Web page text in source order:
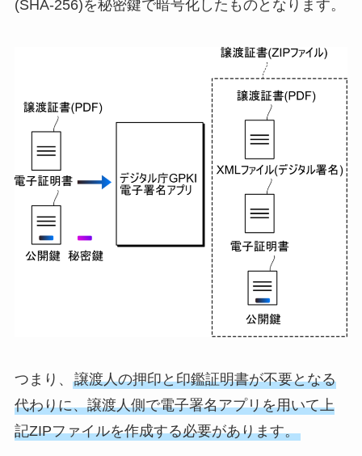
(SHA-256)を秘密鍵で暗号化したものとなります。
つまり、 譲渡人の押印と印鑑証明書が不要となる
代わりに、譲渡人側で電子署名アプリを用いて上
記ZIPファイルを作成する必要があります。